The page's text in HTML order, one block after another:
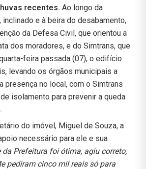
recentes. Ao longo da
inclinado e à beira do desabamento,
da Defesa Civil, que orientou a
dos moradores, e do Simtrans, que
feira passada (07), o edifício
levando os órgãos municipais a
presença no local, com o Simtrans
isolamento para prevenir a queda
do imóvel, Miguel de Souza, a
necessário para ele e sua
da Prefeitura foi ótima, agiu correto,
pediram cinco mil reais só para